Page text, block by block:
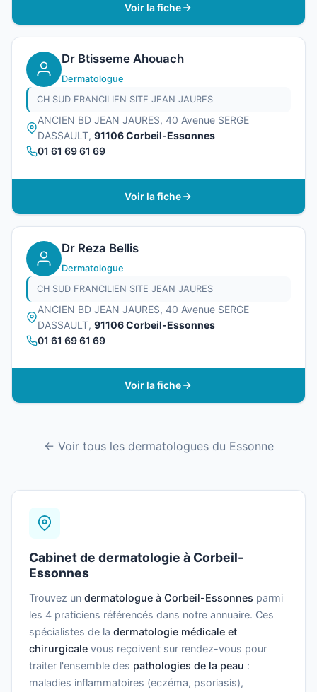
Voir la fiche
Dr Btisseme Ahouach
Dermatologue
CH SUD FRANCILIEN SITE JEAN JAURES
ANCIEN BD JEAN JAURES, 40 Avenue SERGE
DASSAULT, 91106 Corbeil-Essonnes
01 61 69 61 69
Voir la fiche
Dr Reza Bellis
Dermatologue
CH SUD FRANCILIEN SITE JEAN JAURES
ANCIEN BD JEAN JAURES, 40 Avenue SERGE
DASSAULT, 91106 Corbeil-Essonnes
01 61 69 61 69
Voir la fiche
← Voir tous les dermatologues du Essonne
Cabinet de dermatologie à Corbeil-
Essonnes
Trouvez un dermatologue à Corbeil-Essonnes parmi
les 4 praticiens référencés dans notre annuaire. Ces
spécialistes de la dermatologie médicale et
chirurgicale vous reçoivent sur rendez-vous pour
traiter l'ensemble des pathologies de la peau :
maladies inflammatoires (eczéma, psoriasis),